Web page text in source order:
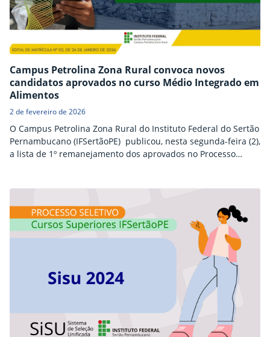
Campus Petrolina Zona Rural convoca novos
candidatos aprovados no curso Médio Integrado em
Alimentos
2 de fevereiro de 2026
O Campus Petrolina Zona Rural do Instituto Federal do Sertão
Pernambucano (IFSertãoPE) publicou, nesta segunda-feira (2),
a lista de 1º remanejamento dos aprovados no Processo
terça-feira (3), através da internet. Acesse aqui a lista de
convocados para o curso Médio Integrado em Alimentos…